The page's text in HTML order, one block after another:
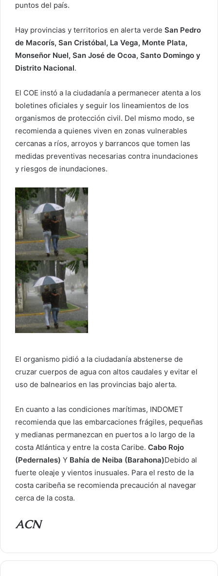
n
i
c
puntos del país.
Hay provincias y territorios en alerta verde San Pedro
de Macorís, San Cristóbal, La Vega, Monte Plata,
Monseñor Nuel, San José de Ocoa, Santo Domingo y
Distrito Nacional.
El COE instó a la ciudadanía a permanecer atenta a los
boletines oficiales y seguir los lineamientos de los
organismos de protección civil. Del mismo modo, se
recomienda a quienes viven en zonas vulnerables
cercanas a ríos, arroyos y barrancos que tomen las
medidas preventivas necesarias contra inundaciones
y riesgos de inundaciones.
El organismo pidió a la ciudadanía abstenerse de
cruzar cuerpos de agua con altos caudales y evitar el
uso de balnearios en las provincias bajo alerta.
En cuanto a las condiciones marítimas, INDOMET
recomienda que las embarcaciones frágiles, pequeñas
y medianas permanezcan en puertos a lo largo de la
costa Atlántica y entre la costa Caribe. Cabo Rojo
(Pedernales) Y Bahía de Neiba (Barahona)Debido al
fuerte oleaje y vientos inusuales. Para el resto de la
costa caribeña se recomienda precaución al navegar
cerca de la costa.
ACN